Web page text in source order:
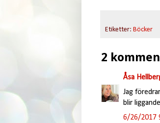
Etiketter: Böcker
2
Åsa
Jag
blir
6/26/2017